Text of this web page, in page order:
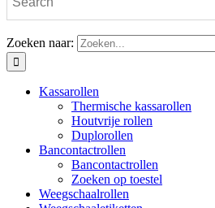
Zoeken naar:
Kassarollen
Thermische kassarollen
Houtvrije rollen
Duplorollen
Bancontactrollen
Bancontactrollen
Zoeken op toestel
Weegschaalrollen